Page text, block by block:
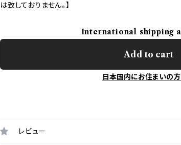
は致しておりません。】
International shipping
Add to cart
日本国内にお住まいの
レビュー